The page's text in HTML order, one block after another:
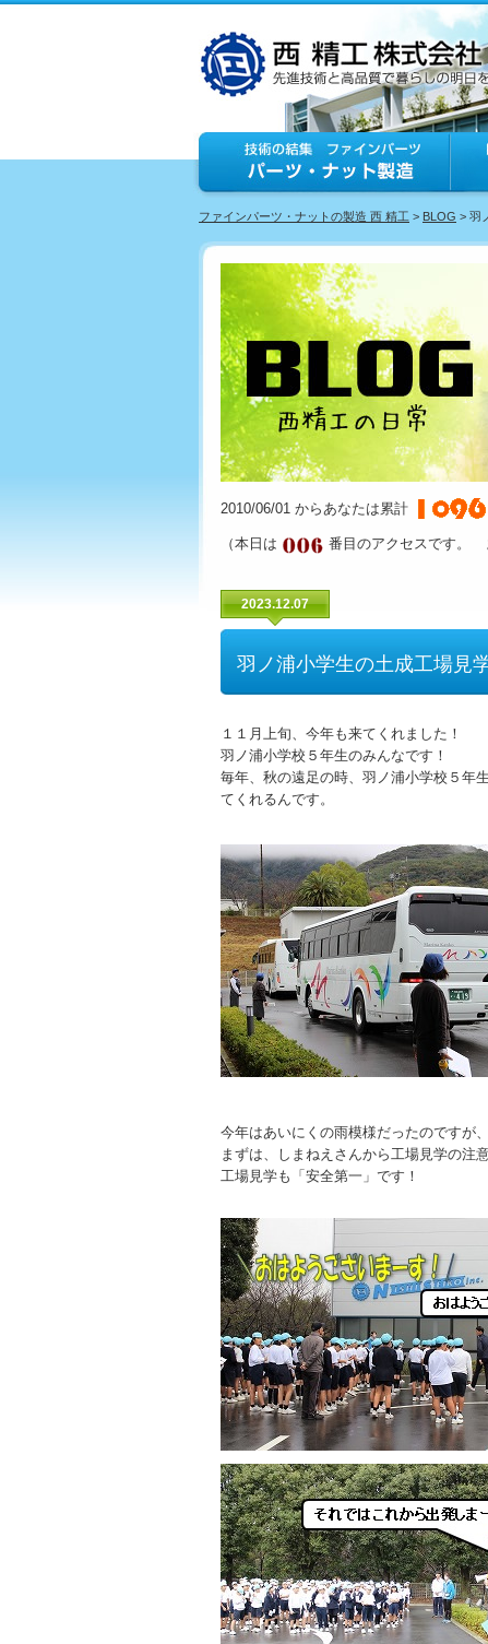
ファインパーツ・ナットの製造 西 精工 > BLOG > 羽
2010/06/01 からあなたは累計
（本日は 番目のアクセスです。
2023.12.07
羽ノ浦小学生の土成工場見
１１月上旬、今年も来てくれました！
羽ノ浦小学校５年生のみんなです！
毎年、秋の遠足の時、羽ノ浦小学校５年
てくれるんです。
今年はあいにくの雨模様だったのですが
まずは、しまねえさんから工場見学の注
工場見学も「安全第一」です！